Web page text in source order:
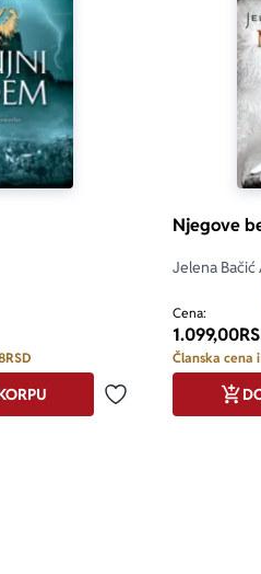
ocena je 4.8 od 5
RSD
Dodaj u omiljene
Njegove
Jelena
Cena:
1.099,00
Članska cena